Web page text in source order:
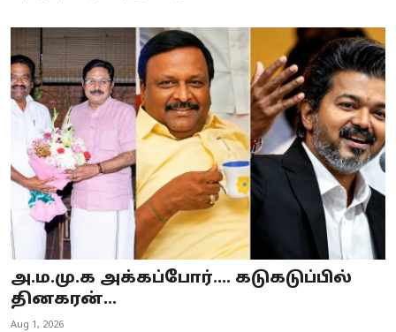
அ.ம.மு.க அக்கப்போர்.... கடுகடுப்பில்
தினகரன்...
Aug 1, 2026